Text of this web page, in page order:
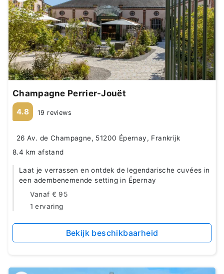
Champagne Perrier-Jouët
4.8 19 reviews
26 Av. de Champagne, 51200 Épernay, Frankrijk
8.4 km afstand
Laat je verrassen en ontdek de legendarische cuvées in
een adembenemende setting in Épernay
Vanaf € 95
1 ervaring
Bekijk beschikbaarheid